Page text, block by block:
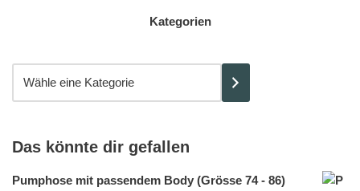
Kategorien
Das könnte dir gefallen
Pumphose mit passendem Body (Grösse 74 - 86)